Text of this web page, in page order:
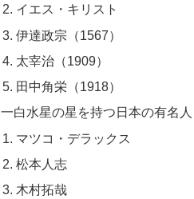
イエス・キリスト
伊達政宗（1567）
太宰治（1909）
田中角栄（1918）
一白水星の星を持つ日本の有名人
マツコ・デラックス
松本人志
木村拓哉